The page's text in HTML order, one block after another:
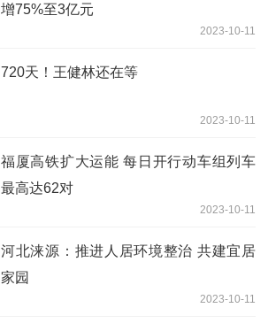
增75%至3亿元
2023-10-11
720天！王健林还在等
2023-10-11
福厦高铁扩大运能 每日开行动车组列车
最高达62对
2023-10-11
河北涞源：推进人居环境整治 共建宜居
家园
2023-10-11